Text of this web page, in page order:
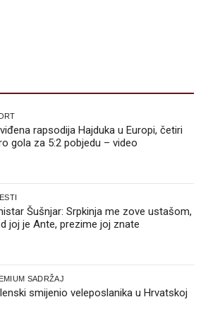
rapsodija Hajduka u Europi, četiri
gola za 5:2 pobjedu – video
Šušnjar: Srpkinja me zove ustašom,
joj je Ante, prezime joj znate
SADRŽAJ
smijenio veleposlanika u Hrvatskoj